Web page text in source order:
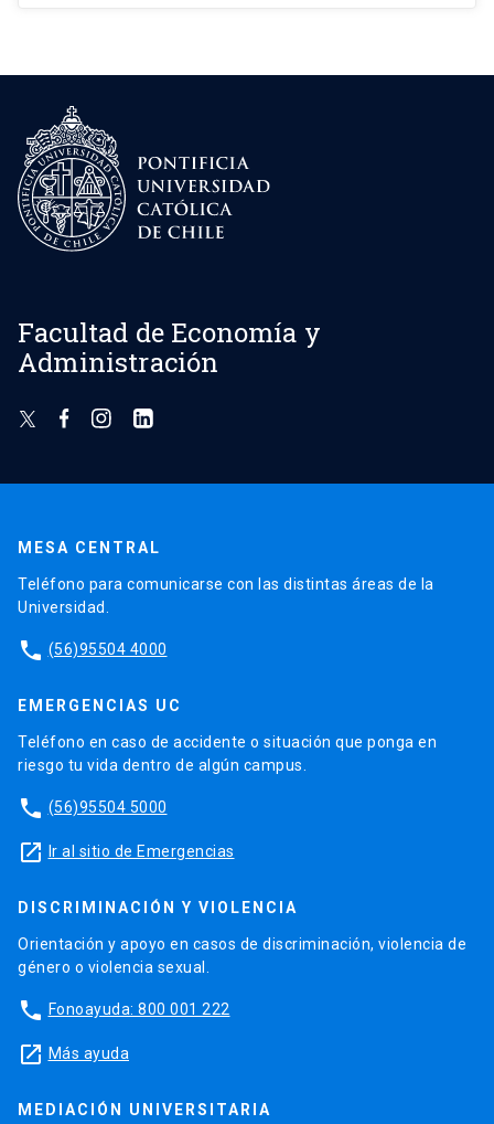
Facultad de Economía y
Administración
MESA CENTRAL
Teléfono para comunicarse con las distintas áreas de la
Universidad.
phone (56)95504 4000
EMERGENCIAS UC
Teléfono en caso de accidente o situación que ponga en
riesgo tu vida dentro de algún campus.
phone (56)95504 5000
launch Ir al sitio de Emergencias
DISCRIMINACIÓN Y VIOLENCIA
Orientación y apoyo en casos de discriminación, violencia de
género o violencia sexual.
phone Fonoayuda: 800 001 222
launch Más ayuda
MEDIACIÓN UNIVERSITARIA